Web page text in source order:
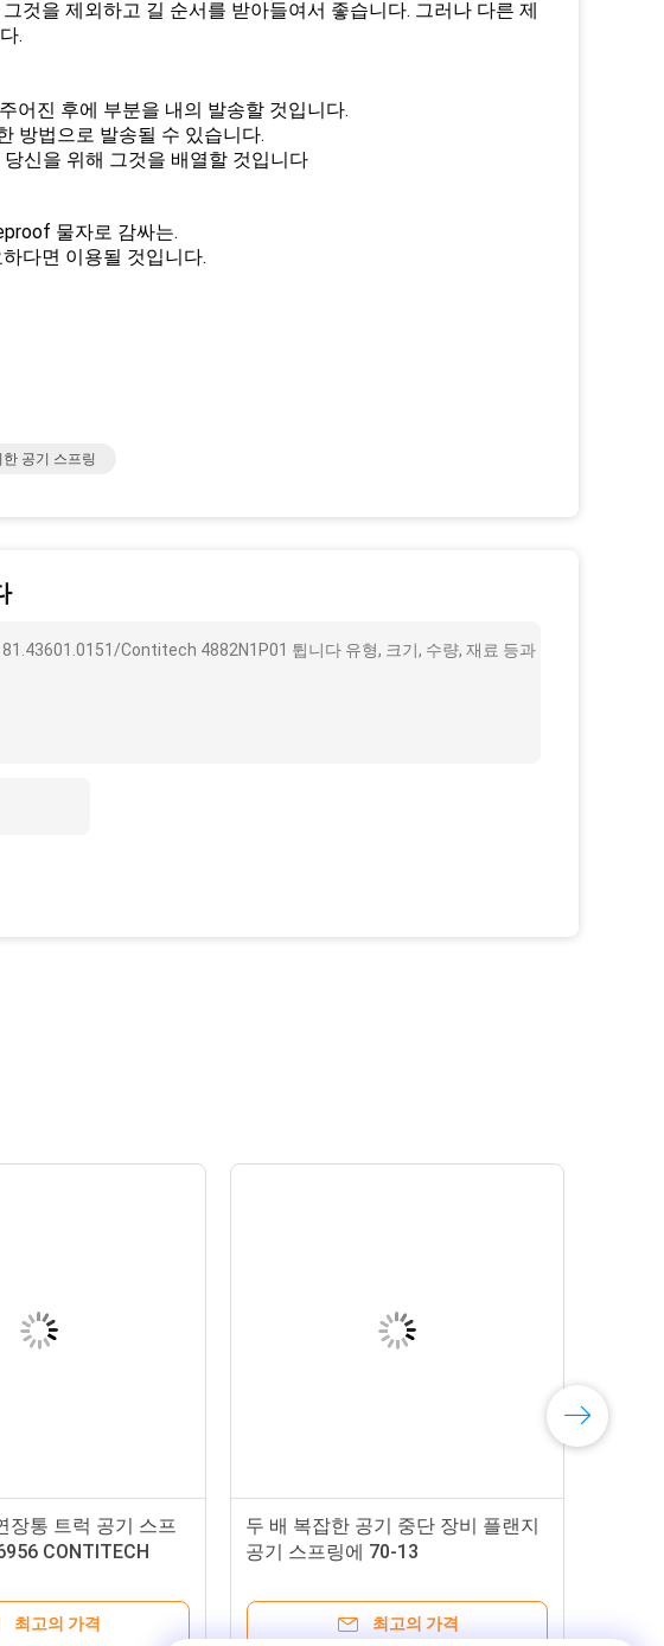
것을 제외하고 길 순서를 받아들여서 좋습니다. 그러나 다른 제
.
어진 후에 부분을 내의 발송할 것입니다.
방법으로 발송될 수 있습니다.
신을 위해 그것을 배열할 것입니다
물자로 감싸는.
다면 이용될 것입니다.
공기 스프링
Contitech 4882N1P01 튑니다 유형, 크기, 수량, 재료 등과
장통 트럭 공기 스프
CONTITECH
최고의 가격
두 배 복잡한 공기 중단 장비 플랜지
공기 스프링에 70-13
최고의 가격